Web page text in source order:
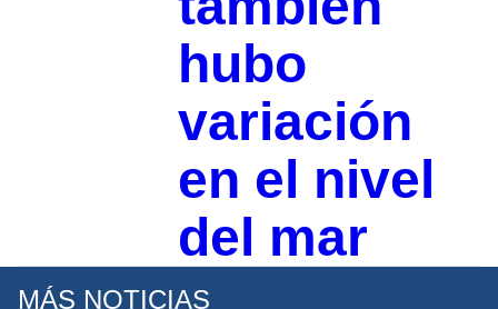
hubo
variación
en el nivel
del mar
MÁS NOTICIAS